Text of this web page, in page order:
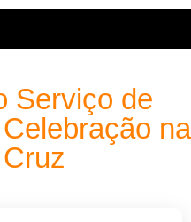
Serviço de
na